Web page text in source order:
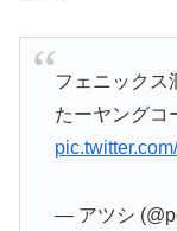
フェニックス
たーヤングコ
— アツシ